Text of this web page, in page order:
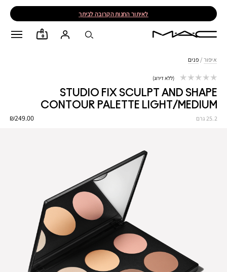
לאיתור החנות הקרובה לביתך
0
איפור / פנים
STUDIO FIX SCULPT AND SHAPE
CONTOUR PALETTE LIGHT/MEDIUM
₪249.00 25.2 גרם
ללא דירוג